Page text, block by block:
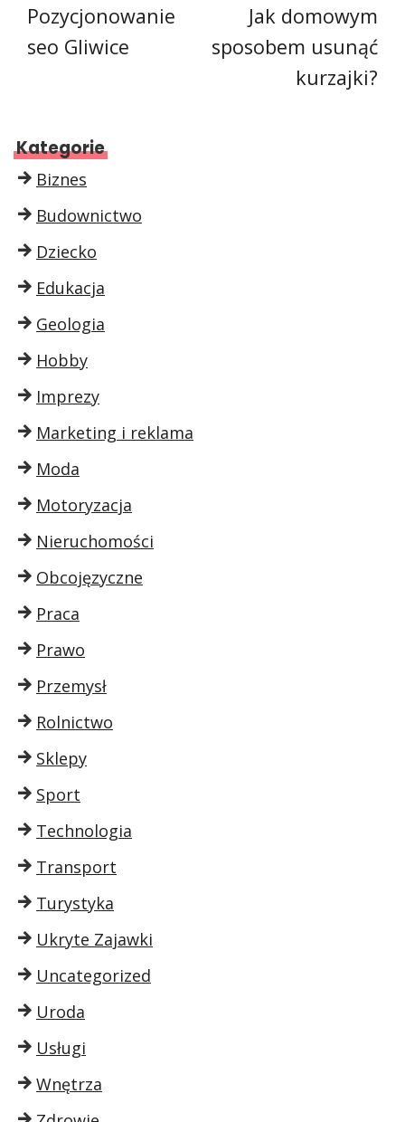
Pozycjonowanie
seo Gliwice
Jak domowym
sposobem usunąć
kurzajki?
Kategorie
Biznes
Budownictwo
Dziecko
Edukacja
Geologia
Hobby
Imprezy
Marketing i reklama
Moda
Motoryzacja
Nieruchomości
Obcojęzyczne
Praca
Prawo
Przemysł
Rolnictwo
Sklepy
Sport
Technologia
Transport
Turystyka
Ukryte Zajawki
Uncategorized
Uroda
Usługi
Wnętrza